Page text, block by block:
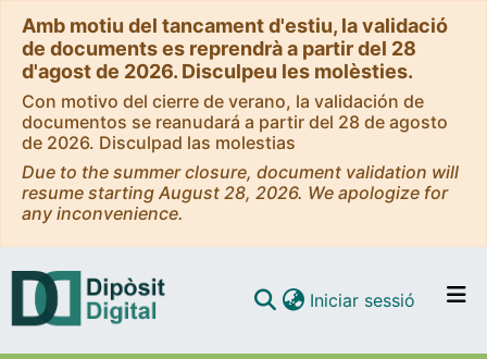
Amb motiu del tancament d'estiu, la validació
de documents es reprendrà a partir del 28
d'agost de 2026. Disculpeu les molèsties.
Con motivo del cierre de verano, la validación de
documentos se reanudará a partir del 28 de agosto
de 2026. Disculpad las molestias
Due to the summer closure, document validation will
resume starting August 28, 2026. We apologize for
any inconvenience.
Iniciar sessió (current)